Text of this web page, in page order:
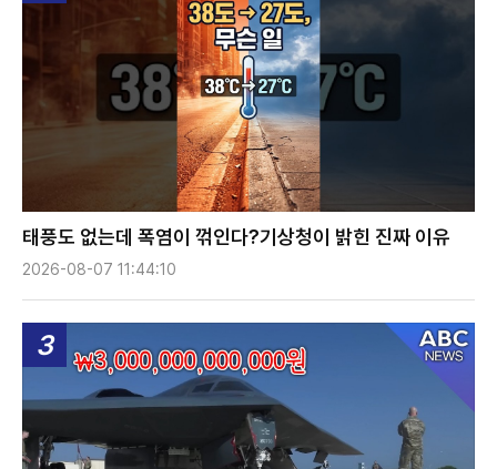
태풍도 없는데 폭염이 꺾인다?기상청이 밝힌 진짜 이유
2026-08-07 11:44:10
3